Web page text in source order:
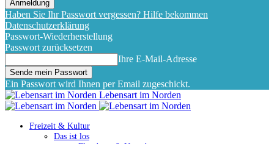
Haben Sie Ihr Passwort vergessen? Hilfe bekommen
Datenschutzerklärung
Passwort-Wiederherstellung
Passwort zurücksetzen
Ihre E-Mail-Adresse
Ein Passwort wird Ihnen per Email zugeschickt.
Lebensart im Norden
Freizeit & Kultur
Das ist los